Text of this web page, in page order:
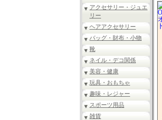
アクセサリー・ジュエ
リー
ヘアアクセサリー
バッグ・財布・小物
靴
ネイル・デコ関係
美容・健康
玩具・おもちゃ
趣味・レジャー
スポーツ用品
雑貨